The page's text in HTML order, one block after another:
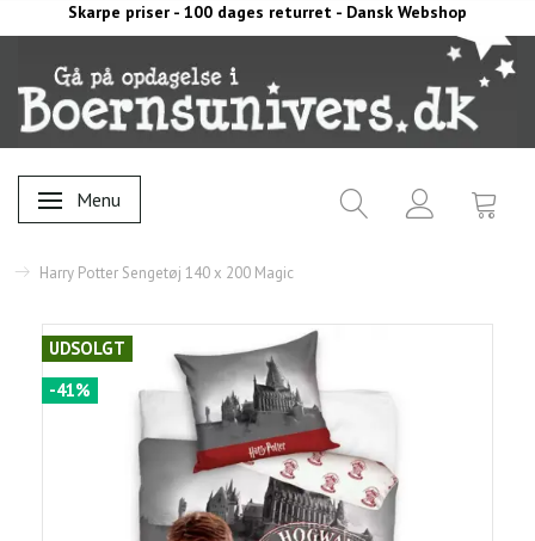
Skarpe priser - 100 dages returret - Dansk Webshop
Skifte navigation
Menu
Harry Potter Sengetøj 140 x 200 Magic
UDSOLGT
-41%